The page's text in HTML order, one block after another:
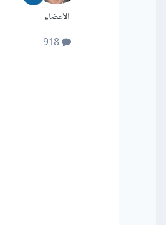
الأعضاء
918